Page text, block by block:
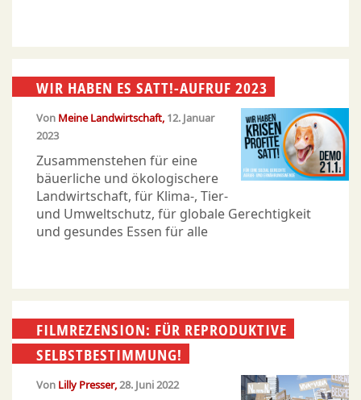
WIR HABEN ES SATT!-AUFRUF 2023
Von Meine Landwirtschaft 12. Januar
2023
Zusammenstehen für eine
bäuerliche und ökologischere
Landwirtschaft, für Klima-, Tier-
und Umweltschutz, für globale Gerechtigkeit
und gesundes Essen für alle
FILMREZENSION: FÜR REPRODUKTIVE
SELBSTBESTIMMUNG!
Von Lilly Presser 28. Juni 2022